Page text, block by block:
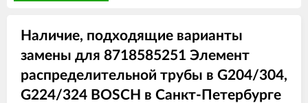
Наличие, подходящие варианты
замены для 8718585251 Элемент
распределительной трубы в G204/304,
G224/324 BOSCH в Санкт-Петербурге